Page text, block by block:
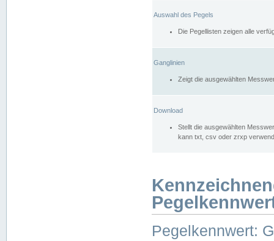
Auswahl des Pegels
Die Pegellisten zeigen alle
Ganglinien
Zeigt die ausgewählten
Download
Stellt die ausgewählten
kann txt, csv oder zrxp
Pegelkennwert: